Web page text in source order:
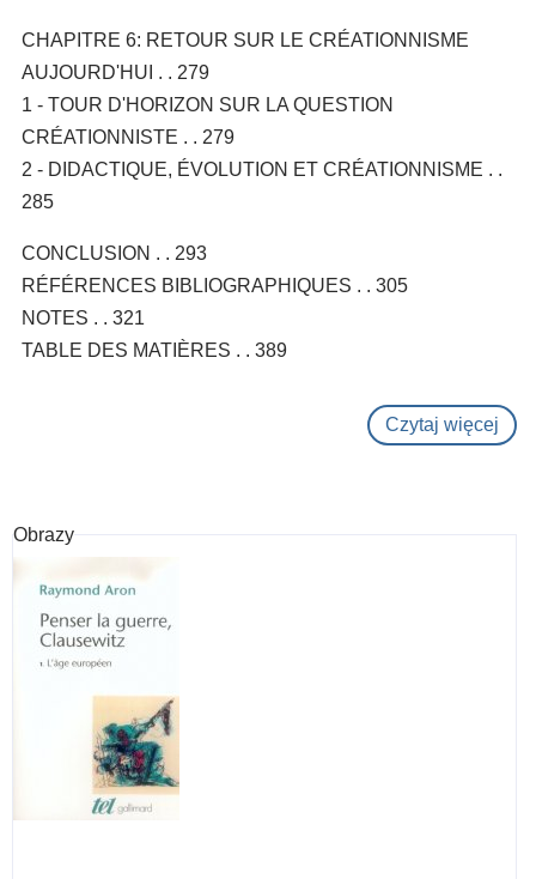
CHAPITRE 6: RETOUR SUR LE CRÉATIONNISME
AUJOURD'HUI . . 279
1 - TOUR D'HORIZON SUR LA QUESTION
CRÉATIONNISTE . . 279
2 - DIDACTIQUE, ÉVOLUTION ET CRÉATIONNISME . .
285
CONCLUSION . . 293
RÉFÉRENCES BIBLIOGRAPHIQUES . . 305
NOTES . . 321
TABLE DES MATIÈRES . . 389
Czytaj więcej
Obrazy